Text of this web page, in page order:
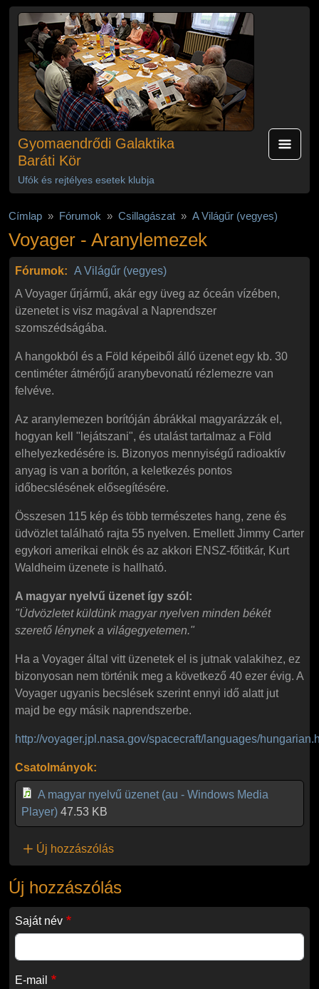
Ugrás a tartalomra
Gyomaendrődi Galaktika
Baráti Kör
Ufók és rejtélyes esetek klubja
Címlap Fórumok Csillagászat A Világűr (vegyes)
Voyager - Aranylemezek
Fórumok: A Világűr (vegyes)
A Voyager űrjármű, akár egy üveg az óceán vízében,
üzenetet is visz magával a Naprendszer
szomszédságába.
A hangokból és a Föld képeiből álló üzenet egy kb. 30
centiméter átmérőjű aranybevonatú rézlemezre van
felvéve.
Az aranylemezen borítóján ábrákkal magyarázzák el,
hogyan kell "lejátszani", és utalást tartalmaz a Föld
elhelyezkedésére is. Bizonyos mennyiségű radioaktív
anyag is van a borítón, a keletkezés pontos
időbecslésének elősegítésére.
Összesen 115 kép és több természetes hang, zene és
üdvözlet található rajta 55 nyelven. Emellett Jimmy Carter
egykori amerikai elnök és az akkori ENSZ-főtitkár, Kurt
Waldheim üzenete is hallható.
A magyar nyelvű üzenet így szól:
"Üdvözletet küldünk magyar nyelven minden békét
szerető lénynek a világegyetemen."
Ha a Voyager által vitt üzenetek el is jutnak valakihez, ez
bizonyosan nem történik meg a következő 40 ezer évig. A
Voyager ugyanis becslések szerint ennyi idő alatt jut
majd be egy másik naprendszerbe.
http://voyager.jpl.nasa.gov/spacecraft/languages/
Csatolmányok:
A magyar nyelvű üzenet (au - Windows Media
Player) 47.53 KB
Új hozzászólás
Új hozzászólás
Saját név
E-mail